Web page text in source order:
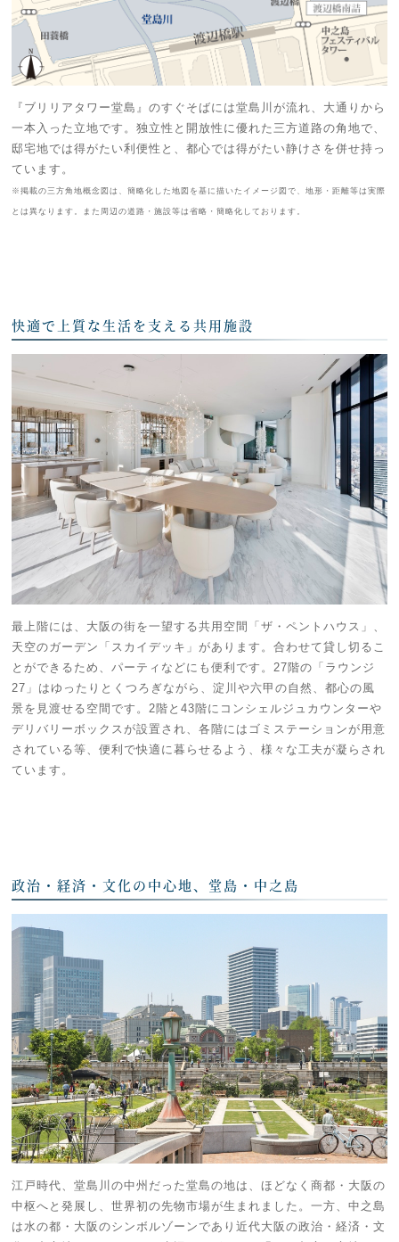
『ブリリアタワー堂島』のすぐそばには堂島川が流れ、大通りから
一本入った立地です。独立性と開放性に優れた三方道路の角地で、
邸宅地では得がたい利便性と、都心では得がたい静けさを併せ持っ
ています。
※掲載の三方角地概念図は、簡略化した地図を基に描いたイメージ図で、地形・距離等は実際
とは異なります。また周辺の道路・施設等は省略・簡略化しております。
快適で上質な生活を支える共用施設
最上階には、大阪の街を一望する共用空間「ザ・ペントハウス」、
天空のガーデン「スカイデッキ」があります。合わせて貸し切るこ
とができるため、パーティなどにも便利です。27階の「ラウンジ
27」はゆったりとくつろぎながら、淀川や六甲の自然、都心の風
景を見渡せる空間です。2階と43階にコンシェルジュカウンターや
デリバリーボックスが設置され、各階にはゴミステーションが用意
されている等、便利で快適に暮らせるよう、様々な工夫が凝らされ
ています。
政治・経済・文化の中心地、堂島・中之島
江戸時代、堂島川の中州だった堂島の地は、ほどなく商都・大阪の
中枢へと発展し、世界初の先物市場が生まれました。一方、中之島
は水の都・大阪のシンボルゾーンであり近代大阪の政治・経済・文